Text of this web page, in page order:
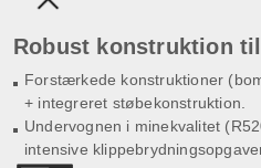
Robust konstruktion
Forstærkede konstruktioner
+ integreret støbekonstruktion.
Undervognen i minekvalitet
intensive